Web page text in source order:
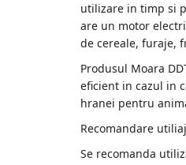
Accesorii si consumabile drujbe
Accesorii motocoase
Casa, gradina si Bricolaj
utilizare in timp si
are un motor
de cereale, furaje,
Produsul Moara
eficient in cazul in
hranei pentru
Recomandare
Se recomanda